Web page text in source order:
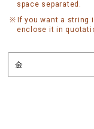
space separated.
If you want a string
enclose it in